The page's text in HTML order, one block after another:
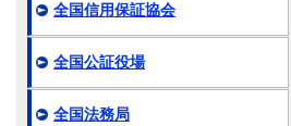
全国信用保証協会
全国公証役場
全国法務局